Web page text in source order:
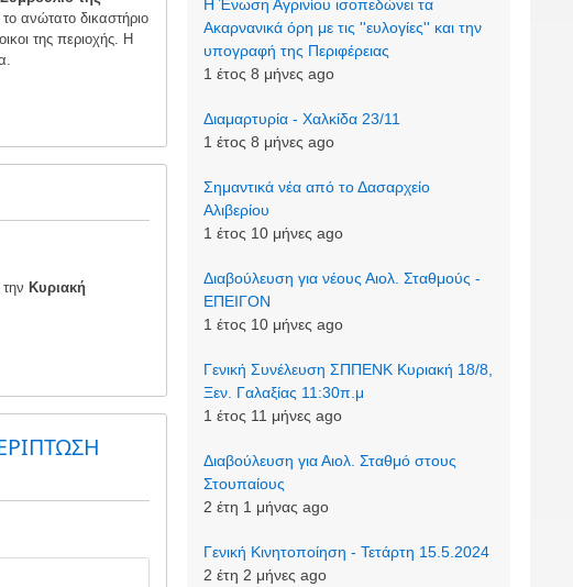
το ανώτατο δικαστήριο
της περιοχής. Η
Κυριακή
Η Ένωση Αγρινίου ισοπεδώνει τα
Ακαρνανικά όρη με τις ''ευλογίες'' και την
υπογραφή της Περιφέρειας
1 έτος 8 μήνες ago
Διαμαρτυρία - Χαλκίδα 23/11
1 έτος 8 μήνες ago
Σημαντικά νέα από το Δασαρχείο
Αλιβερίου
1 έτος 10 μήνες ago
Διαβούλευση για νέους Αιολ. Σταθμούς -
ΕΠΕΙΓΟΝ
1 έτος 10 μήνες ago
Γενική Συνέλευση ΣΠΠΕΝΚ Κυριακή 18/8,
Ξεν. Γαλαξίας 11:30π.μ
1 έτος 11 μήνες ago
Διαβούλευση για Αιολ. Σταθμό στους
Στουπαίους
2 έτη 1 μήνας ago
Γενική Κινητοποίηση - Τετάρτη 15.5.2024
2 έτη 2 μήνες ago